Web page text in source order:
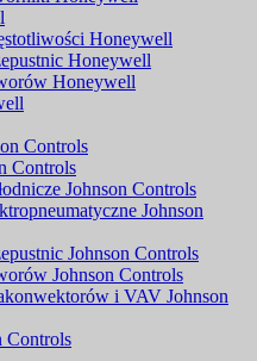
Honeywell
Honeywell
Honeywell
Controls
Controls
Johnson Controls
Johnson
Johnson Controls
Johnson Controls
i VAV Johnson
Controls